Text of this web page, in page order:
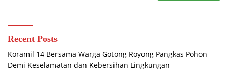
Recent Posts
Koramil 14 Bersama Warga Gotong Royong Pangkas Pohon
Demi Keselamatan dan Kebersihan Lingkungan